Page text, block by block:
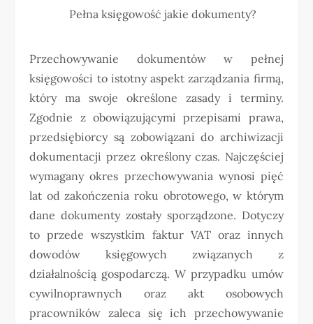
Pełna księgowość jakie dokumenty?
Przechowywanie dokumentów w pełnej
księgowości to istotny aspekt zarządzania firmą,
który ma swoje określone zasady i terminy.
Zgodnie z obowiązującymi przepisami prawa,
przedsiębiorcy są zobowiązani do archiwizacji
dokumentacji przez określony czas. Najczęściej
wymagany okres przechowywania wynosi pięć
lat od zakończenia roku obrotowego, w którym
dane dokumenty zostały sporządzone. Dotyczy
to przede wszystkim faktur VAT oraz innych
dowodów księgowych związanych z
działalnością gospodarczą. W przypadku umów
cywilnoprawnych oraz akt osobowych
pracowników zaleca się ich przechowywanie